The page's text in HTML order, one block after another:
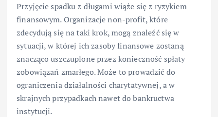
Przyjęcie spadku z długami wiąże się z ryzykiem
finansowym. Organizacje non-profit, które
zdecydują się na taki krok, mogą znaleźć się w
sytuacji, w której ich zasoby finansowe zostaną
znacząco uszczuplone przez konieczność spłaty
zobowiązań zmarłego. Może to prowadzić do
ograniczenia działalności charytatywnej, a w
skrajnych przypadkach nawet do bankructwa
instytucji.